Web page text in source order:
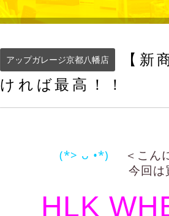
アップガレージ京都八幡店
【新
ければ最高！！
(*> ᴗ •*)ゞ ＜ こん
今回は
HLK